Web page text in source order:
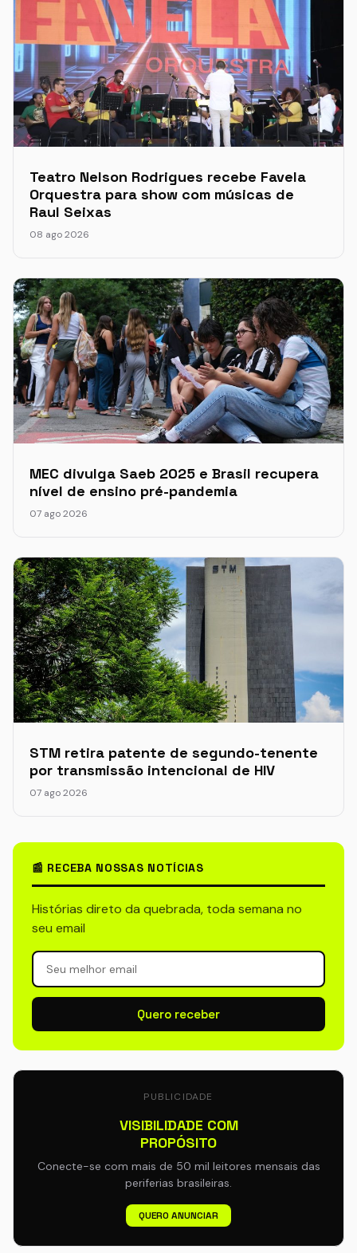
Teatro Nelson Rodrigues recebe Favela
Orquestra para show com músicas de
Raul Seixas
08 ago 2026
MEC divulga Saeb 2025 e Brasil recupera
nível de ensino pré-pandemia
07 ago 2026
STM retira patente de segundo-tenente
por transmissão intencional de HIV
07 ago 2026
📰 RECEBA NOSSAS NOTÍCIAS
Histórias direto da quebrada, toda semana no
seu email
Quero receber
PUBLICIDADE
VISIBILIDADE COM
PROPÓSITO
Conecte-se com mais de 50 mil leitores mensais das
periferias brasileiras.
QUERO ANUNCIAR